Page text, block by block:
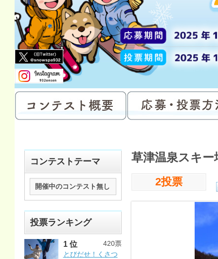
コンテストテーマ
開催中のコンテスト無し
投票ランキング
1 位
420票
とびだせ！くさつ
草津温泉スキ
2投票